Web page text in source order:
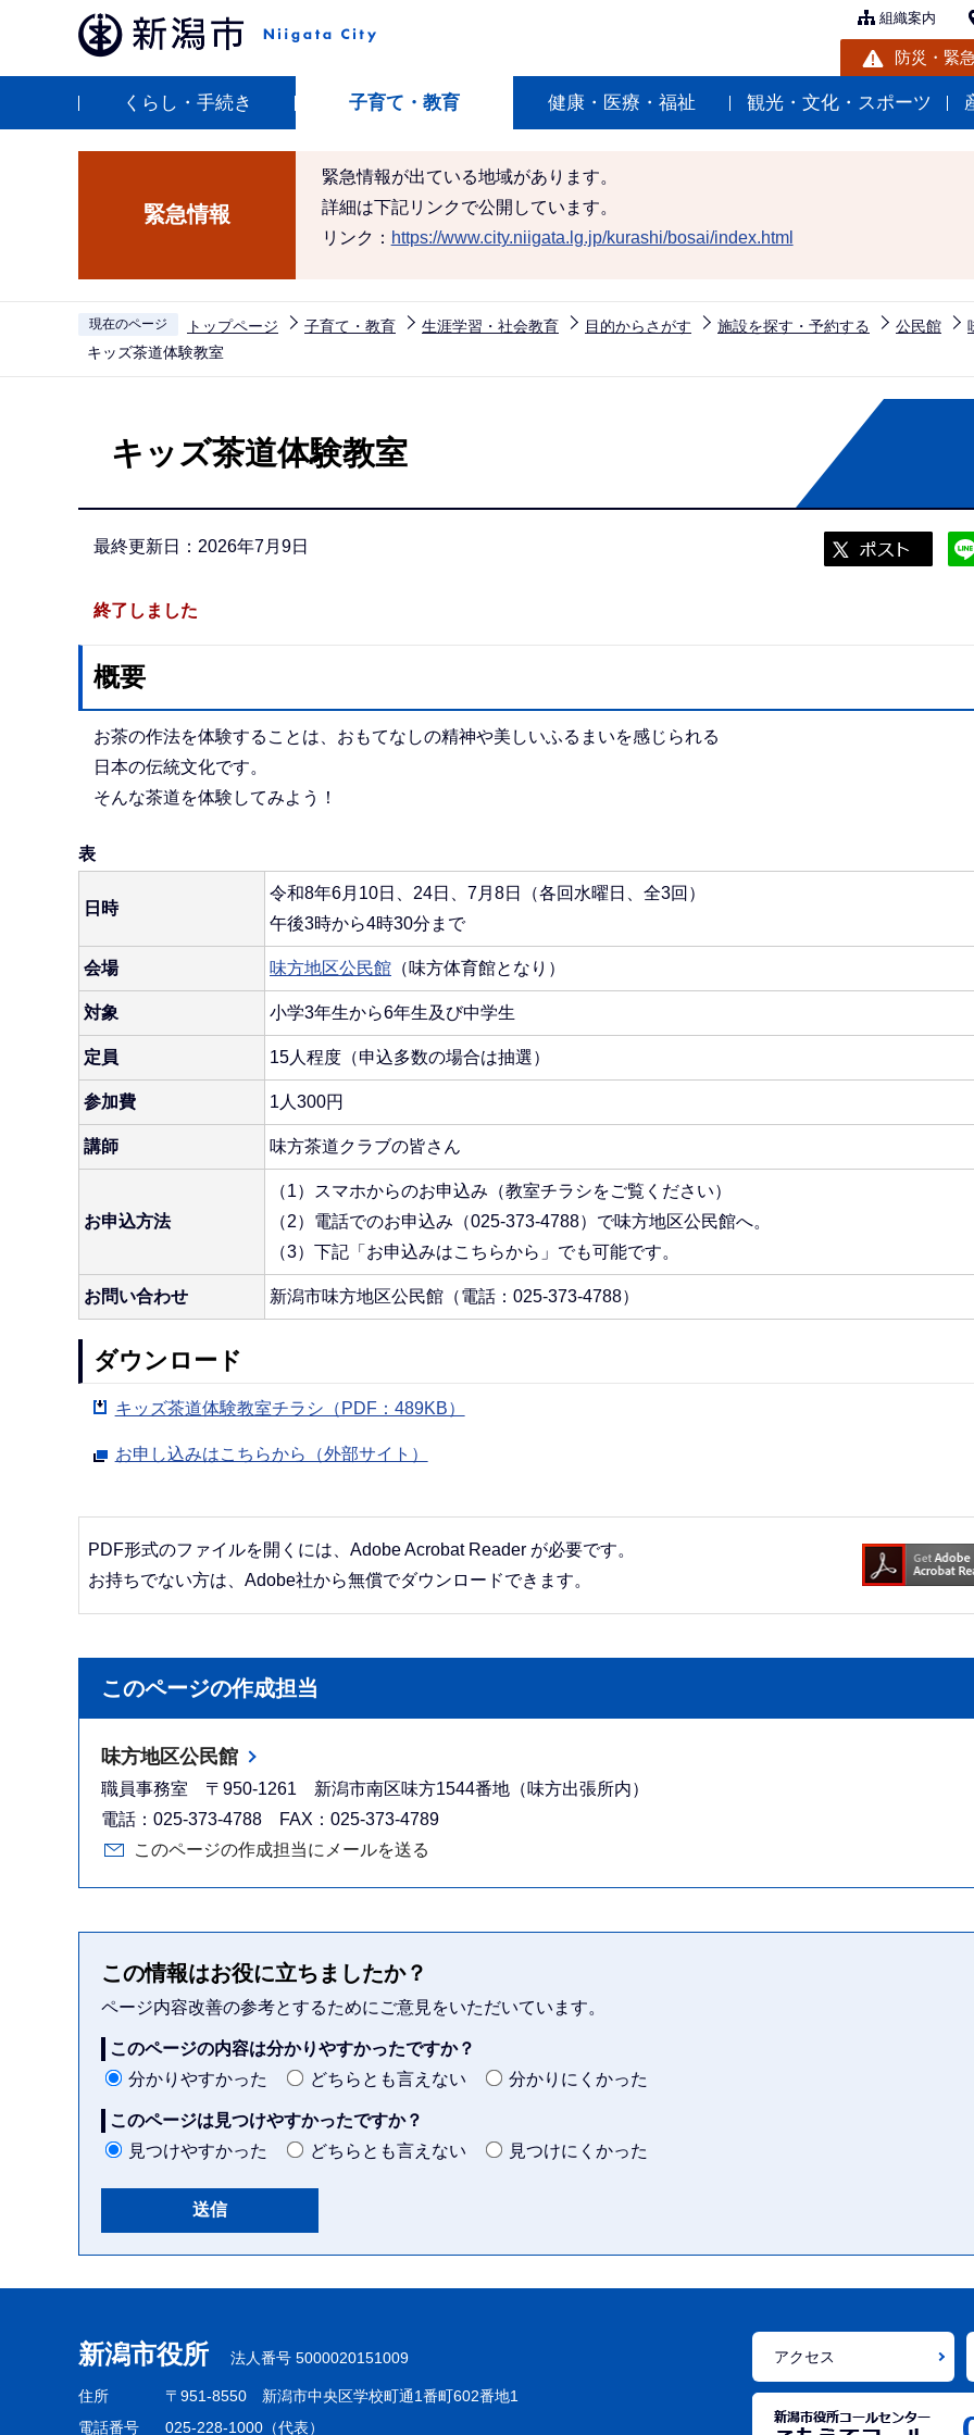
ペ
組織案内
防災・緊
くらし・手続き 子育て・教育 健康・医療・福祉 観光・文化・スポーツ
緊急情報
緊急情報が出ている地域があります。
詳細は下記リンクで公開しています。
リンク： https://www.city.niigata.lg.jp/kurashi/bosai/index.html
現在のページ トップページ 子育て・教育 生涯学習・社会教育 目的からさがす 施設を探す・予約する 公民館
キッズ茶道体験教室
キッズ茶道体験教室
最終更新日：2026年7月9日
終了しました
概要
お茶の作法を体験することは、おもてなしの精神や美しいふるまいを感じられる
日本の伝統文化です。
そんな茶道を体験してみよう！
表
日時
令和8年6月10日、24日、7月8日（各回水曜日、全3回）
午後3時から4時30分まで
会場 味方地区公民館 （味方体育館となり）
対象 小学3年生から6年生及び中学生
定員 15人程度（申込多数の場合は抽選）
参加費 1人300円
講師 味方茶道クラブの皆さん
お申込方法
（1）スマホからのお申込み（教室チラシをご覧ください）
（2）電話でのお申込み（025-373-4788）で味方地区公民館へ。
（3）下記「お申込みはこちらから」でも可能です。
お問い合わせ 新潟市味方地区公民館（電話：025-373-4788）
ダウンロード
キッズ茶道体験教室チラシ（PDF：489KB）
お申し込みはこちらから（外部サイト）
PDF形式のファイルを開くには、Adobe Acrobat Reader が必要です。
お持ちでない方は、Adobe社から無償でダウンロードできます。
このページの作成担当
味方地区公民館
職員事務室 〒950-1261 新潟市南区味方1544番地（味方出張所内）
電話：025-373-4788 FAX：025-373-4789
このページの作成担当にメールを送る
この情報はお役に立ちましたか？
ページ内容改善の参考とするためにご意見をいただいています。
このページの内容は分かりやすかったですか？
分かりやすかった
どちらとも言えない 分かりにくかった
このページは見つけやすかったですか？
見つけやすかった
どちらとも言えない 見つけにくかった
こ
ま
で
新潟市役所 法人番号 5000020151009
住所 〒951-8550 新潟市中央区学校町通1番町602番地1
電話番号
025-228-1000（代表）
アクセス